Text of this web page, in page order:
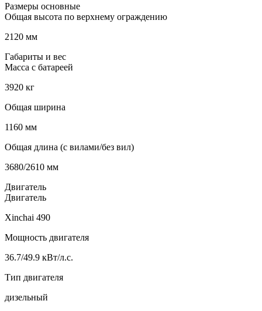
Размеры основные
Общая высота по верхнему ограждению
2120 мм
Габариты и вес
Масса с батареей
3920 кг
Общая ширина
1160 мм
Общая длина (с вилами/без вил)
3680/2610 мм
Двигатель
Двигатель
Xinchai 490
Мощность двигателя
36.7/49.9 кВт/л.с.
Тип двигателя
дизельный